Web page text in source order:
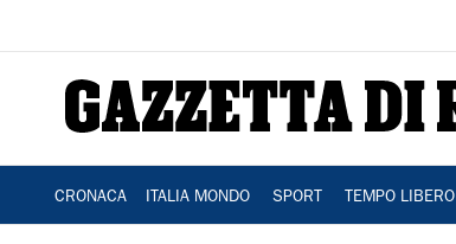
CRONACA ITALIA MONDO SPORT TEMPO LIBERO